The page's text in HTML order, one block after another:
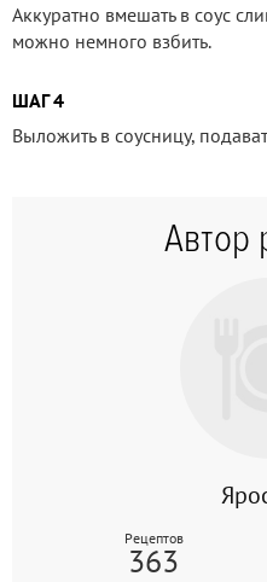
Аккуратно вмешать в соус
можно немного взбить.
ШАГ 4
Выложить в соусницу,
Автор
Рецептов
363